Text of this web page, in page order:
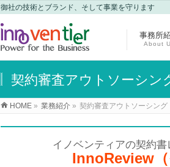
御社の技術とブランド、そして事業を守ります
事務所
About
契約審査アウトソーシン
HOME » 業務紹介 » 契約審査アウトソーシング
イノベンティアの契約
InnoReview